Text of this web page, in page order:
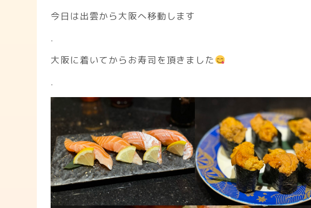
今日は出雲から大阪へ移動します
.
大阪に着いてからお寿司を頂きました
.